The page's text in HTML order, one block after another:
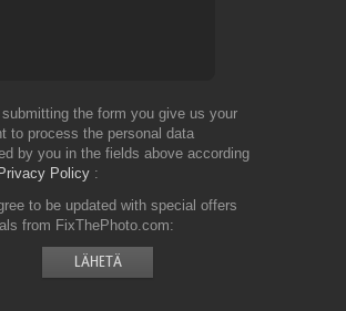
submitting the form you give us your
to process the personal data
by you in the fields above according
Privacy Policy
to be updated with special offers
from FixThePhoto.com